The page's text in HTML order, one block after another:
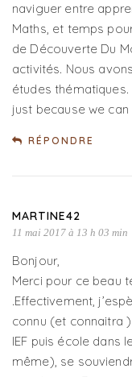
naviguer entre
Maths, et temps
de Découverte Du
activités. Nous
études thématiques.
just because we
RÉPONDRE
MARTINE42
11 mai 2017 à 13 h 03 min
Bonjour,
Merci pour ce beau
.Effectivement,
connu (et connaitra
IEF puis école dans
même), se